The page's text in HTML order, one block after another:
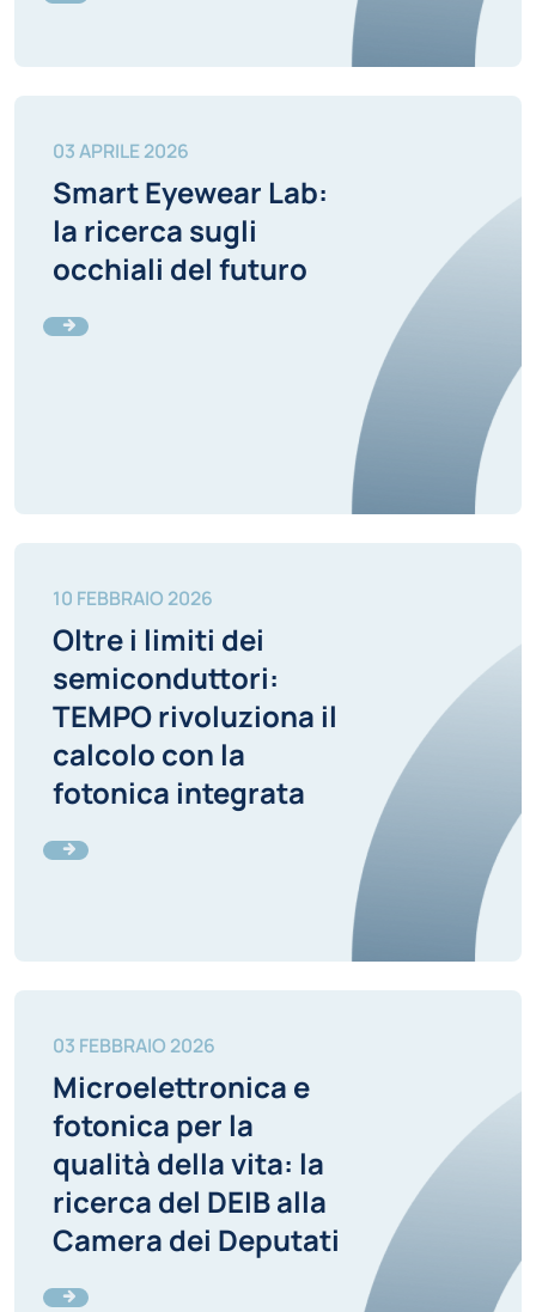
03 APRILE 2026
Smart Eyewear Lab:
la ricerca sugli
occhiali del futuro
10 FEBBRAIO 2026
Oltre i limiti dei
semiconduttori:
TEMPO rivoluziona il
calcolo con la
fotonica integrata
03 FEBBRAIO 2026
Microelettronica e
fotonica per la
qualità della vita: la
ricerca del DEIB alla
Camera dei Deputati